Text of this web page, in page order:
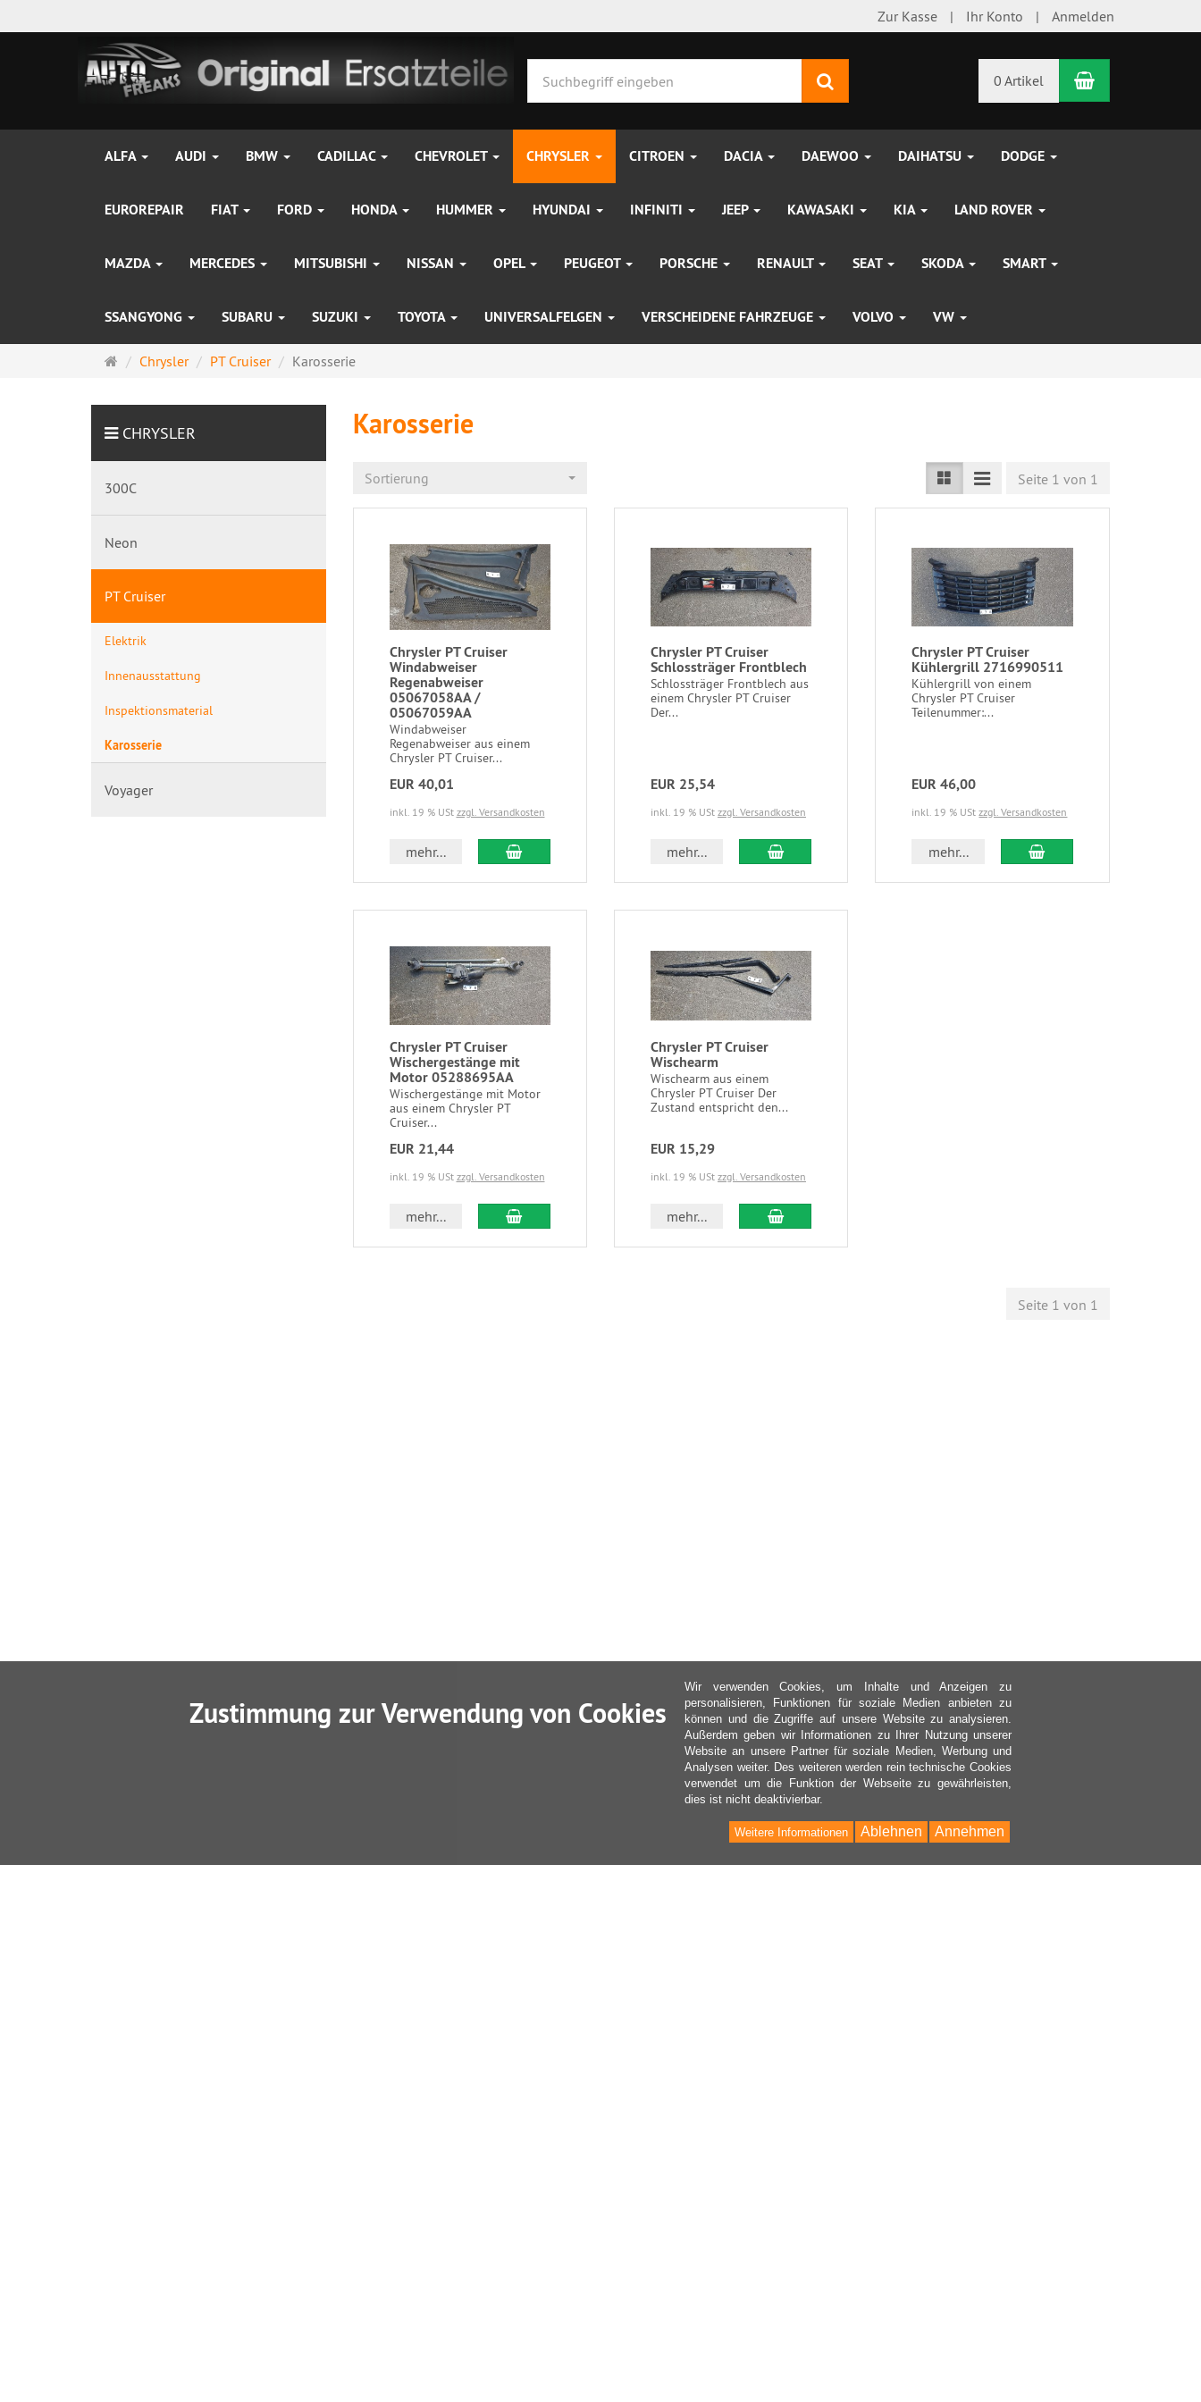
Zur Kasse Ihr Konto Anmelden
0 Artikel Warenkorb
ALFA AUDI BMW CADILLAC CHEVROLET CHRYSLER CITROEN DACIA DAEWOO DAIHATSU DODGE
EUROREPAIR FIAT FORD HONDA HUMMER HYUNDAI INFINITI JEEP KAWASAKI KIA LAND ROVER
MAZDA MERCEDES MITSUBISHI NISSAN OPEL PEUGEOT PORSCHE RENAULT SEAT SKODA SMART
SSANGYONG SUBARU SUZUKI TOYOTA UNIVERSALFELGEN VERSCHEIDENE FAHRZEUGE VOLVO VW
Startseite
Chrysler PT Cruiser Karosserie
Karosserie
Sortierung Seite 1 von 1
Chrysler PT Cruiser
Windabweiser
Regenabweiser
05067058AA /
05067059AA
Windabweiser
Regenabweiser aus einem
Chrysler PT Cruiser...
EUR 40,01
inkl. 19 % USt zzgl. Versandkosten
mehr...
Chrysler PT Cruiser
Schlossträger Frontblech
Schlossträger Frontblech aus
einem Chrysler PT Cruiser
Der...
EUR 25,54
inkl. 19 % USt zzgl. Versandkosten
mehr...
Chrysler PT Cruiser
Kühlergrill 2716990511
Kühlergrill von einem
Chrysler PT Cruiser
Teilenummer:...
EUR 46,00
inkl. 19 % UStzzgl. Versandkosten
mehr...
Chrysler PT Cruiser
Wischergestänge mit
Motor 05288695AA
Wischergestänge mit Motor
aus einem Chrysler PT
Cruiser...
EUR 21,44
inkl. 19 % USt zzgl. Versandkosten
mehr...
Chrysler PT Cruiser
Wischearm
Wischearm aus einem
Chrysler PT Cruiser Der
Zustand entspricht den...
EUR 15,29
inkl. 19 % USt zzgl. Versandkosten
mehr...
Seite 1 von 1
CHRYSLER
300C
Neon
PT Cruiser
Elektrik
Innenausstattung
Inspektionsmaterial
Karosserie
Voyager
Zustimmung zur Verwendung von Cookies
Wir verwenden Cookies, um Inhalte und Anzeigen zu
personalisieren, Funktionen für soziale Medien anbieten zu
können und die Zugriffe auf unsere Website zu analysieren.
Außerdem geben wir Informationen zu Ihrer Nutzung unserer
Website an unsere Partner für soziale Medien, Werbung und
Analysen weiter. Des weiteren werden rein technische Cookies
verwendet um die Funktion der Webseite zu gewährleisten,
dies ist nicht deaktivierbar.
Annehmen
Ablehnen
Weitere Informationen